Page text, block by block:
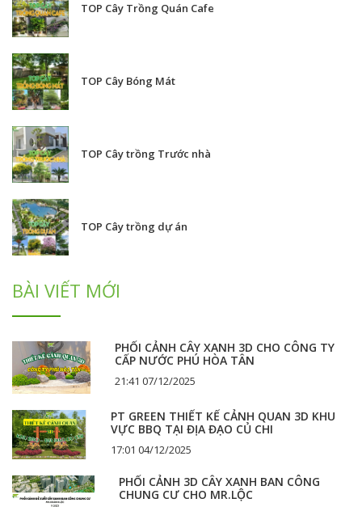
TOP Cây Trồng Quán Cafe
TOP Cây Bóng Mát
TOP Cây trồng Trước nhà
TOP Cây trồng dự án
BÀI VIẾT MỚI
PHỐI CẢNH CÂY XANH 3D CHO CÔNG TY
CẤP NƯỚC PHÚ HÒA TÂN
21:41 07/12/2025
PT GREEN THIẾT KẾ CẢNH QUAN 3D KHU
VỰC BBQ TẠI ĐỊA ĐẠO CỦ CHI
17:01 04/12/2025
PHỐI CẢNH 3D CÂY XANH BAN CÔNG
CHUNG CƯ CHO MR.LỘC